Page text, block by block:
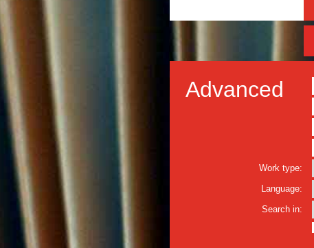
Advanced
Work type:
Language:
Search in: